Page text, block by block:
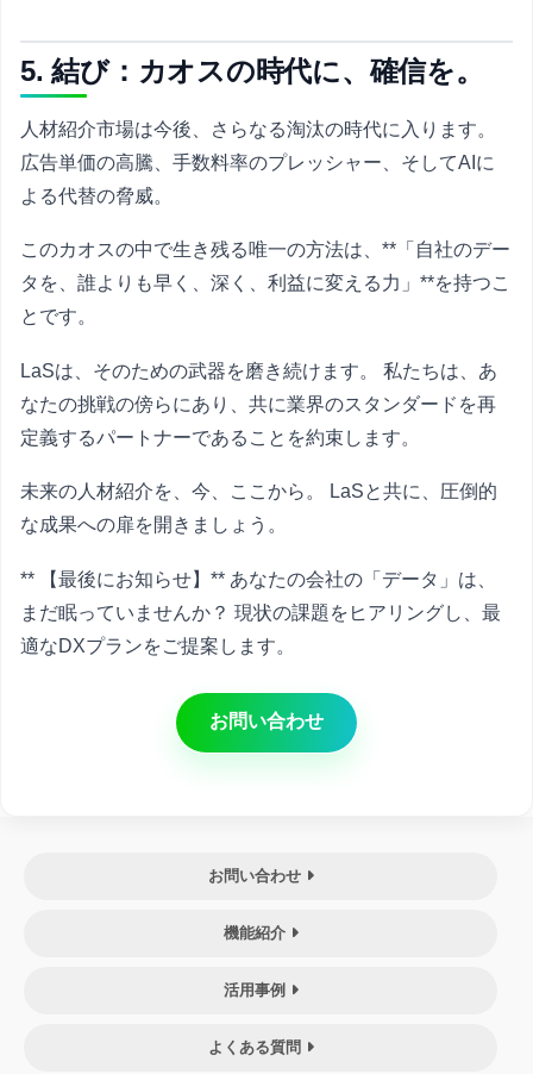
5. 結び：カオスの時代に、確信を。
人材紹介市場は今後、さらなる淘汰の時代に入ります。
広告単価の高騰、手数料率のプレッシャー、そしてAIに
よる代替の脅威。
このカオスの中で生き残る唯一の方法は、**「自社のデー
タを、誰よりも早く、深く、利益に変える力」**を持つこ
とです。
LaSは、そのための武器を磨き続けます。 私たちは、あ
なたの挑戦の傍らにあり、共に業界のスタンダードを再
定義するパートナーであることを約束します。
未来の人材紹介を、今、ここから。 LaSと共に、圧倒的
な成果への扉を開きましょう。
** 【最後にお知らせ】** あなたの会社の「データ」は、
まだ眠っていませんか？ 現状の課題をヒアリングし、最
適なDXプランをご提案します。
お問い合わせ
お問い合わせ
機能紹介
活用事例
よくある質問